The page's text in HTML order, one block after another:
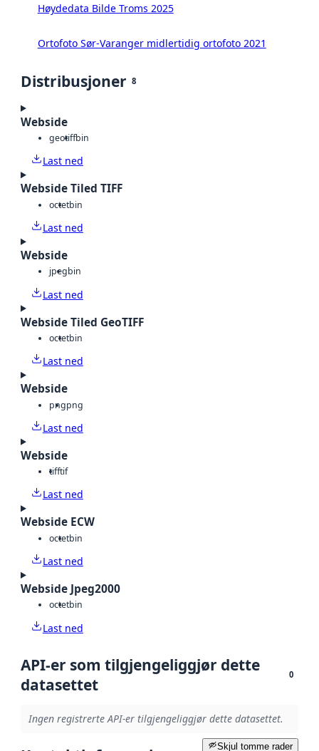
Høydedata Bilde Troms 2025
Ortofoto Sør-Varanger midlertidig ortofoto 2021
Distribusjoner 8
Webside
geotiffbin
Last ned
Webside Tiled TIFF
octetbin
Last ned
Webside
jpegbin
Last ned
Webside Tiled GeoTIFF
octetbin
Last ned
Webside
pngpng
Last ned
Webside
tifftif
Last ned
Webside ECW
octetbin
Last ned
Webside Jpeg2000
octetbin
Last ned
API-er som tilgjengeliggjør dette
datasettet
0
Ingen registrerte API-er tilgjengeliggjør dette datasettet.
Skjul tomme rader